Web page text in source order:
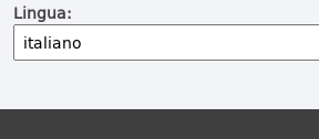
Lingua